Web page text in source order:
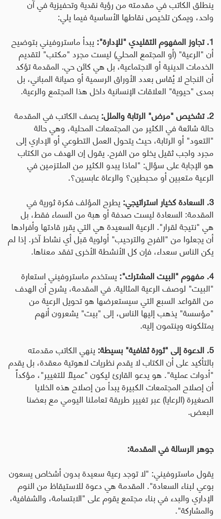
ينطلق الكاتب في مقدمته من رؤية نقدية وتحفيزية في آن
واحد، ويمكن تلخيص نقاطها الأساسية فيما يلي:
1. تجاوز المفهوم التقليدي "للإدارة":
يبدأ ماستروفيني بتوضيح
أن "الرعية" (أو المجتمع المحلي) ليست مجرد "مكتب" لتقديم
الخدمات الدينية أو الاجتماعية، بل هي كائن حي. المقدمة تؤكد
أن النجاح لا يُقاس بعدد الأوراق الرسمية أو صيانة المباني، بل
بمدى "حيوية" العلاقات الإنسانية داخل هذا المجتمع والرعية.
2. تشخيص "مرض" الرتابة والملل
: يصف الكاتب في المقدمة
حالة شائعة في الكثير من المجتمعات المحلية، وهي حالة
"التعود" أو الرتابة، حيث يتحول العمل التطوعي أو الإداري إلى
مجرد واجب ثقيل يخلو من الفرح. يقول إن الهدف من الكتاب
هو الإجابة على سؤال: "لماذا يبدو الكثير من الملتزمين في
الرعية متعبين أو محبطين؟ والرعاة عابسين؟.
3. السعادة كخيار استراتيجي
: يطرح المؤلف فكرة ثورية في
المقدمة: السعادة ليست صدفة أو هبة من السماء فقط، بل
هي "نتيجة لقرار". الرعية السعيدة هي التي يقرر قادتها وأفرادها
أن يجعلوا من "الفرح والترحيب" أولوية قبل أي نشاط آخر. إذا لم
يكن الناس سعداء، فإن كل الأنشطة الأخرى تفقد معناها.
4. مفهوم "البيت المشترك":
يستخدم ماستروفيني استعارة
"البيت" لوصف الرعية المثالية. في المقدمة، يشرح أن الهدف
من القواعد السبع التي سيستعرضها هو تحويل الرعية من
"مؤسسة" يذهب إليها الناس، إلى "بيت" يشعرون أنهم
يمتلكونه وينتمون إليه.
5. الدعوة إلى "ثورة ثقافية" بسيطة
: ينهي الكاتب مقدمته
بالتأكيد على أن الكتاب لا يقدم نظريات لاهوتية معقدة، بل يقدم
"أدوات عملية". هو يدعو القارئ ليكون "عميلاً للتغيير"، مؤكداً
أن إصلاح المجتمعات الكبيرة يبدأ من إصلاح هذه الخلايا
الصغيرة (الرعايا) عبر تغيير طريقة تعاملنا اليومي مع بعضنا
البعض.
جوهر الرسالة في المقدمة:
يقول ماستروفيني: "لا توجد رعية سعيدة بدون أشخاص يسعون
بوعي لبناء السعادة". المقدمة هي دعوة للاستيقاظ من النوم
الإداري والبدء في بناء مجتمع يقوم على "الابتسامة، والشفافية،
والمشاركة".